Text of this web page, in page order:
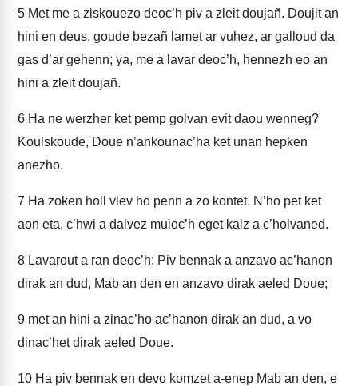
5 Met me a ziskouezo deoc’h piv a zleit doujañ. Doujit an
hini en deus, goude bezañ lamet ar vuhez, ar galloud da
gas d’ar gehenn; ya, me a lavar deoc’h, hennezh eo an
hini a zleit doujañ.
6 Ha ne werzher ket pemp golvan evit daou wenneg?
Koulskoude, Doue n’ankounac’ha ket unan hepken
anezho.
7 Ha zoken holl vlev ho penn a zo kontet. N’ho pet ket
aon eta, c’hwi a dalvez muioc’h eget kalz a c’holvaned.
8 Lavarout a ran deoc’h: Piv bennak a anzavo ac’hanon
dirak an dud, Mab an den en anzavo dirak aeled Doue;
9 met an hini a zinac’ho ac’hanon dirak an dud, a vo
dinac’het dirak aeled Doue.
10 Ha piv bennak en devo komzet a-enep Mab an den, e